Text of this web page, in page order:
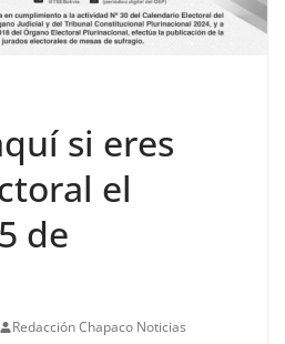
si eres
el
de
Redacción Chapaco Noticias